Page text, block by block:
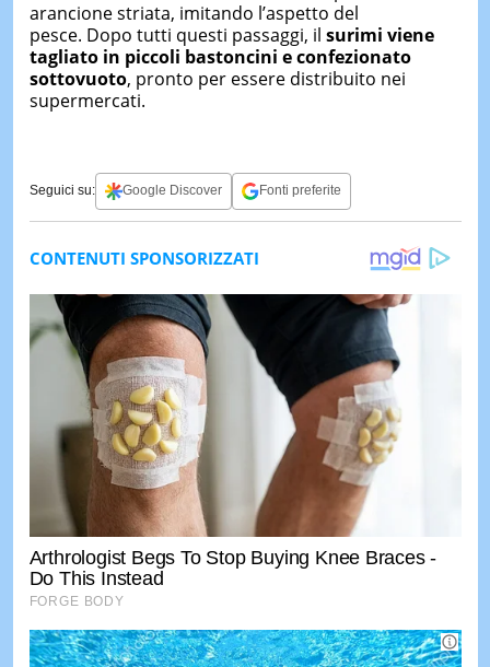
arancione striata, imitando l’aspetto del
pesce. Dopo tutti questi passaggi, il surimi viene
tagliato in piccoli bastoncini e confezionato
sottovuoto, pronto per essere distribuito nei
supermercati.
Seguici su: Google Discover Fonti preferite